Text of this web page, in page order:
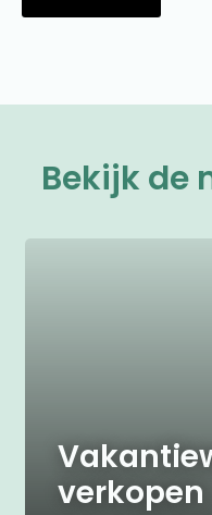
Bekijk de
verkopen